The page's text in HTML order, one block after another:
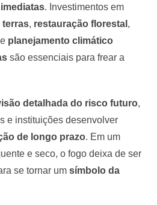
. Investimentos em
terras, restauração florestal ,
e planejamento climático
são essenciais para frear a
detalhada do risco futuro,
e instituições desenvolver
de longo prazo. Em um
e seco, o fogo deixa de ser
se tornar um símbolo da